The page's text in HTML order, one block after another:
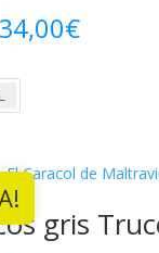
34,00€Rango
hasta
gris